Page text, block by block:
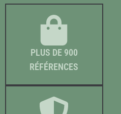
PLUS DE 900
RÉFÉRENCES